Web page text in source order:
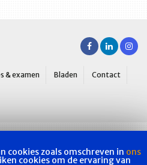
& examen Bladen Contact
cookies zoals omschreven in ons
cookies om de ervaring van